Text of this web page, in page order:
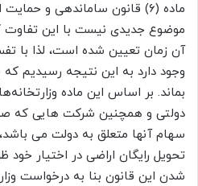
ماده (۶) قانون ساماندهی و
موضوع جدیدی نیست با این تفاوت
وجود دارد به این نتیجه رسیدیم
بماند. بر اساس این ماده
سهام آنها متعلق به دولت می
تحویل رایگان اراضی در اختیار خود
شدن این قانون بنا به درخواست